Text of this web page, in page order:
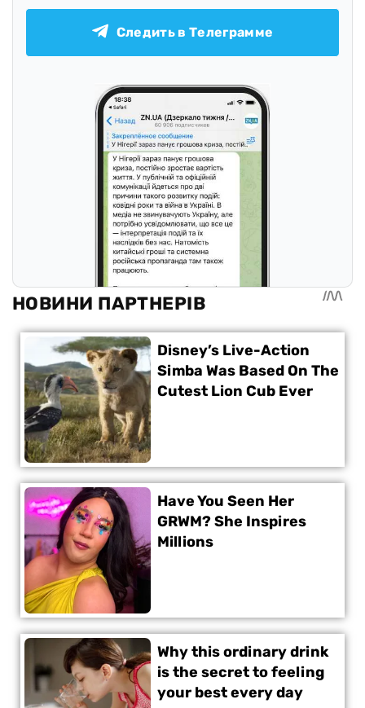
Следить в Телеграмме